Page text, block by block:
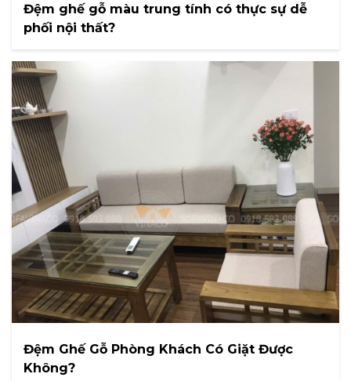
Đệm ghế gỗ màu trung tính có thực sự dễ
phối nội thất?
Đệm Ghế Gỗ Phòng Khách Có Giặt Được
Không?